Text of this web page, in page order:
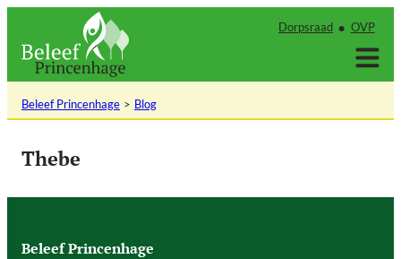
inhoud
Dorpsraad OVP
Beleef Princenhage Blog
Thebe
Beleef Princenhage